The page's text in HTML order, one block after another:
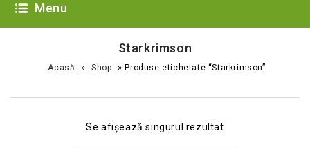
Menu
Starkrimson
Acasă » Shop »Produse etichetate “Starkrimson”
Se afișează singurul rezultat